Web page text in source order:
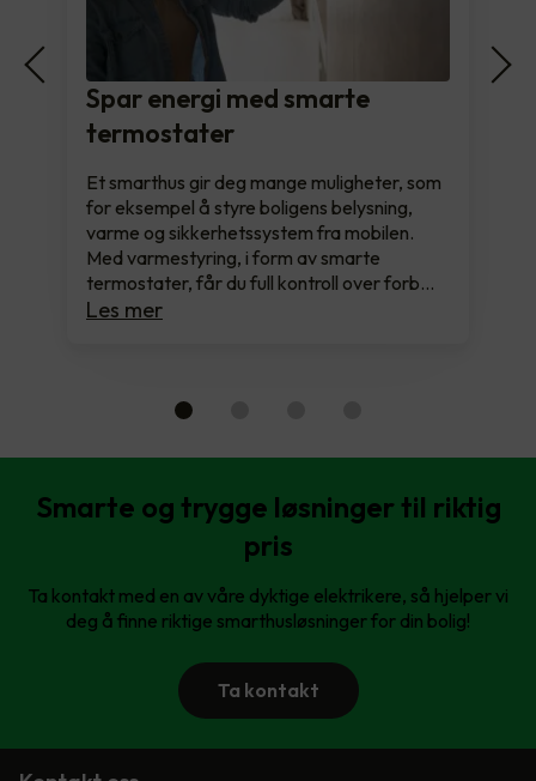
Spar energi med smarte
termostater
Et smarthus gir deg mange muligheter, som
for eksempel å styre boligens belysning,
varme og sikkerhetssystem fra mobilen.
Med varmestyring, i form av smarte
termostater, får du full kontroll over forb…
Les mer
Smarte og trygge løsninger til riktig
pris
Ta kontakt med en av våre dyktige elektrikere, så hjelper vi
deg å finne riktige smarthusløsninger for din bolig!
Ta kontakt